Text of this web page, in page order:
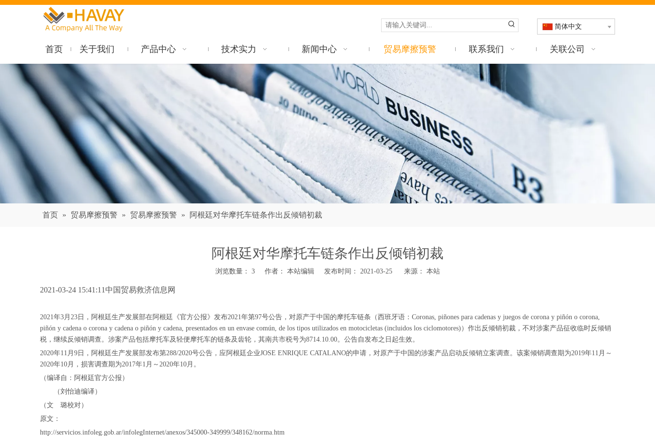
简体中文
首页 关于我们 产品中心 技术实力 新闻中心 贸易摩擦预警 联系我们 关联公司
首页 » 贸易摩擦预警 » 贸易摩擦预警 » 阿根廷对华摩托车链条作出反倾销初裁
阿根廷对华摩托车链条作出反倾销初裁
浏览数量： 3作者： 本站编辑 发布时间： 2021-03-25 来源： 本站
["wechat","weibo","qzone","douban","email"]
2021-03-24 15:41:11中国贸易救济信息网
2021年3月23日，阿根廷生产发展部在阿根廷《官方公报》发布2021年第97号公告，对原产于中国的摩托车链条（西班牙语：Coronas, piñones para cadenas y juegos de corona y piñón o corona,
piñón y cadena o corona y cadena o piñón y cadena, presentados en un envase común, de los tipos utilizados en motocicletas (incluidos los ciclomotores)）作出反倾销初裁，不对涉案产品征收临时反倾销
税，继续反倾销调查。涉案产品包括摩托车及轻便摩托车的链条及齿轮，其南共市税号为8714.10.00。公告自发布之日起生效。
2020年11月9日，阿根廷生产发展部发布第288/2020号公告，应阿根廷企业JOSE ENRIQUE CATALANO的申请，对原产于中国的涉案产品启动反倾销立案调查。该案倾销调查期为2019年11月～
2020年10月，损害调查期为2017年1月～2020年10月。
（编译自：阿根廷官方公报）
（刘怡迪编译）
（文 璐校对）
原文：
http://servicios.infoleg.gob.ar/infolegInternet/anexos/345000-349999/348162/norma.htm